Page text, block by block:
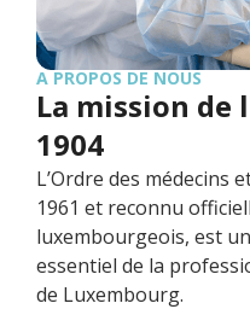
A PROPOS DE NOUS
La mission de
1904
L’Ordre des médecins
1961 et reconnu
luxembourgeois, est
essentiel de la
de Luxembourg.